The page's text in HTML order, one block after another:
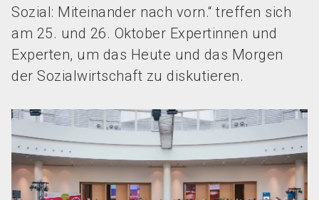
Sozial: Miteinander nach vorn.“ treffen sich
am 25. und 26. Oktober Expertinnen und
Experten, um das Heute und das Morgen
der Sozialwirtschaft zu diskutieren.